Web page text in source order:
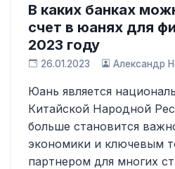
В каких банках
счет в юанях для
2023 году
26.01.2023 Александр
Юань является
Китайской Народной
больше становится
экономики и ключевым
партнером для многих